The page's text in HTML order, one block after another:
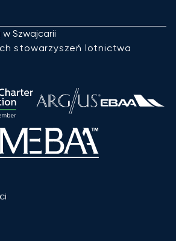
Szwajcarii
stowarzyszeń lotnictwa